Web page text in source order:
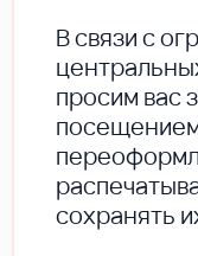
В cвязи с
просим вас
сохранять